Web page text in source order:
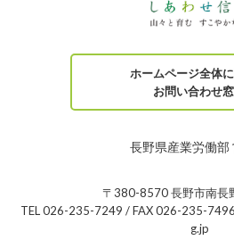
ホームページ全体
お問い合わせ
長野県産業労働部
〒380-8570 長野市南長
TEL 026-235-7249 / FAX 026-235-
g.jp